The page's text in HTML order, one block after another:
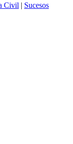
Civil | Sucesos